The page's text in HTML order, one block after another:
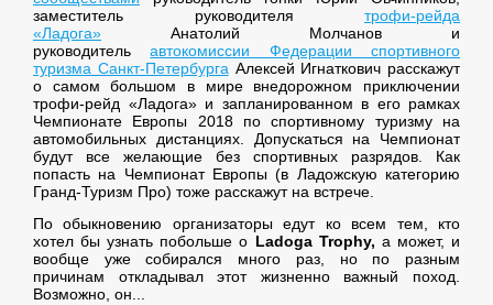
заместитель руководителя трофи-рейда
«Ладога» Анатолий Молчанов и
руководительавтокомиссии Федерации спортивного
туризма Санкт-Петербурга Алексей Игнаткович расскажут
о самом большом в мире внедорожном приключении
трофи-рейд «Ладога» и запланированном в его рамках
Чемпионате Европы 2018 по спортивному туризму на
автомобильных дистанциях. Допускаться на Чемпионат
будут все желающие без спортивных разрядов. Как
попасть на Чемпионат Европы (в Ладожскую категорию
Гранд-Туризм Про) тоже расскажут на встрече.
По обыкновению организаторы едут ко всем тем, кто
хотел бы узнать побольше о Ladoga Trophy, а может, и
вообще уже собирался много раз, но по разным
причинам откладывал этот жизненно важный поход.
Возможно, он...